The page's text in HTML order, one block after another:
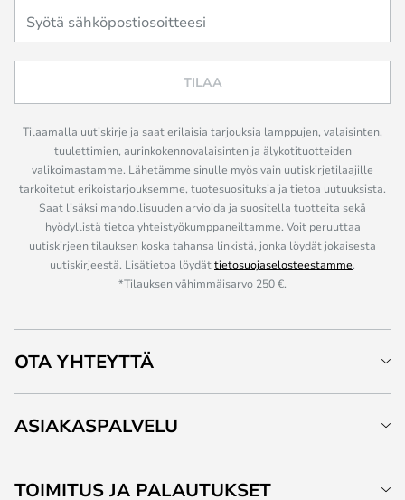
TILAA
Tilaamalla uutiskirje ja saat erilaisia tarjouksia lamppujen, valaisinten,
tuulettimien, aurinkokennovalaisinten ja älykotituotteiden
valikoimastamme. Lähetämme sinulle myös vain uutiskirjetilaajille
tarkoitetut erikoistarjouksemme, tuotesuosituksia ja tietoa uutuuksista.
Saat lisäksi mahdollisuuden arvioida ja suositella tuotteita sekä
hyödyllistä tietoa yhteistyökumppaneiltamme. Voit peruuttaa
uutiskirjeen tilauksen koska tahansa linkistä, jonka löydät jokaisesta
uutiskirjeestä. Lisätietoa löydättietosuojaselosteestamme.
*Tilauksen vähimmäisarvo 250 €.
OTA YHTEYTTÄ
ASIAKASPALVELU
TOIMITUS JA PALAUTUKSET